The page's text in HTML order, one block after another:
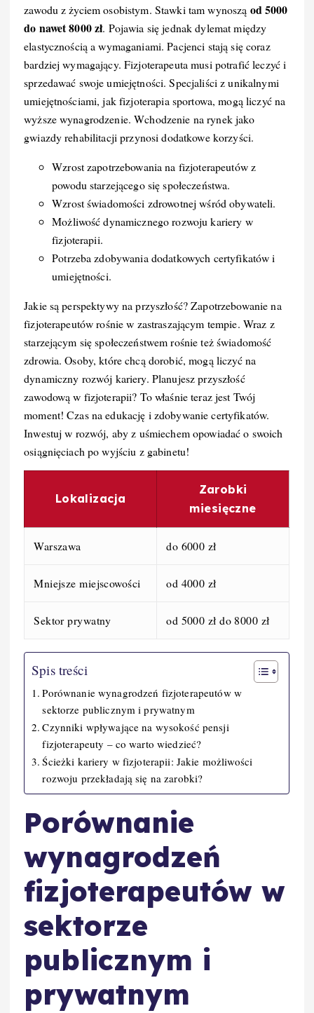
zawodu z życiem osobistym. Stawki tam wynoszą od 5000
do nawet 8000 zł. Pojawia się jednak dylemat między
elastycznością a wymaganiami. Pacjenci stają się coraz
bardziej wymagający. Fizjoterapeuta musi potrafić leczyć i
sprzedawać swoje umiejętności. Specjaliści z unikalnymi
umiejętnościami, jak fizjoterapia sportowa, mogą liczyć na
wyższe wynagrodzenie. Wchodzenie na rynek jako
gwiazdy rehabilitacji przynosi dodatkowe korzyści.
Wzrost zapotrzebowania na fizjoterapeutów z
powodu starzejącego się społeczeństwa.
Wzrost świadomości zdrowotnej wśród obywateli.
Możliwość dynamicznego rozwoju kariery w
fizjoterapii.
Potrzeba zdobywania dodatkowych certyfikatów i
umiejętności.
Jakie są perspektywy na przyszłość? Zapotrzebowanie na
fizjoterapeutów rośnie w zastraszającym tempie. Wraz z
starzejącym się społeczeństwem rośnie też świadomość
zdrowia. Osoby, które chcą dorobić, mogą liczyć na
dynamiczny rozwój kariery. Planujesz przyszłość
zawodową w fizjoterapii? To właśnie teraz jest Twój
moment! Czas na edukację i zdobywanie certyfikatów.
Inwestuj w rozwój, aby z uśmiechem opowiadać o swoich
osiągnięciach po wyjściu z gabinetu!
Lokalizacja
Zarobki
miesięczne
Warszawa do 6000 zł
Mniejsze miejscowości od 4000 zł
Sektor prywatny od 5000 zł do 8000 zł
Spis treści
Porównanie wynagrodzeń fizjoterapeutów w
sektorze publicznym i prywatnym
Czynniki wpływające na wysokość pensji
fizjoterapeuty – co warto wiedzieć?
Ścieżki kariery w fizjoterapii: Jakie możliwości
rozwoju przekładają się na zarobki?
Porównanie
wynagrodzeń
fizjoterapeutów w
sektorze
publicznym i
prywatnym